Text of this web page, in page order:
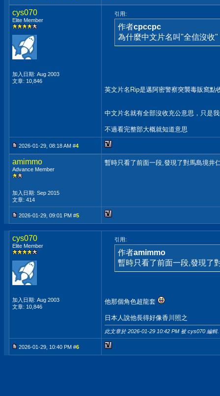
cys070
Elite Member
加入日期: Aug 2003
文章: 10,846
引用:
作者cpccpc
為什麼中文片名叫"全信沒收
英文片名Rip是邁阿密警察突襲毒販窩點
中文片名就有全部沒收充公意思，只是
不過看完整部大概就知道意思
2026-01-29, 08:18 AM #4
amimmo
Advance Member
加入日期: Sep 2015
文章: 414
暫時只看了前面一段,發現了對馬島境井
2026-01-29, 09:01 PM #5
cys070
Elite Member
加入日期: Aug 2003
文章: 10,846
引用:
作者amimmo
暫時只看了前面一段,發現了
他那個角色超龍套
日本人說他長得好像香川照之
此文章於 2026-01-29 10:42 PM 被 cys070 編輯.
2026-01-29, 10:40 PM #6